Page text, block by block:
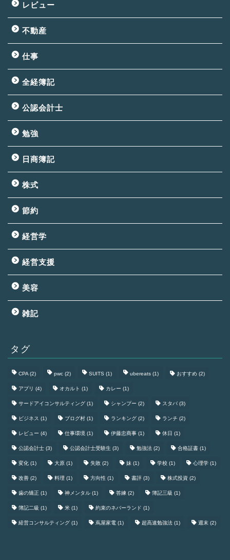
レビュー
不動産
仕事
全経簿記
公認会計士
勉強
日商簿記
株式
節約
経営学
経営支援
美容
雑記
タグ
CPA(2) pwc (2) SUITS (1) ubereats (1) おすすめ (2)
アプリ (4) オカルト (1) カレー (1)
サードアイコンサルティング (1) シャンプー (2) スタバ (3)
ビジネス (1) ブログ村 (1) ランキング (2) ランチ (2)
レビュー (4) 仕事環境 (1) 伊藤忠商事 (1) 休日 (1)
公認会計士 (3) 公認会計士受験生 (3) 勉強法 (2) 合格証書 (1)
変化 (1) 大原 (1) 失敗 (2) 妹 (1) 学校 (1) 心理学 (1)
改善 (2) 料理 (1) 方向性 (1) 書評 (3) 株式投資 (2)
歯の矯正 (1) 神メンタル (1) 答練 (2) 簿記三級 (1)
簿記二級 (1) 米 (1) 約束のネバーランド (1)
経営コンサルティング (1) 蔦屋家電 (1) 超高速勉強法 (1) 週末 (2)